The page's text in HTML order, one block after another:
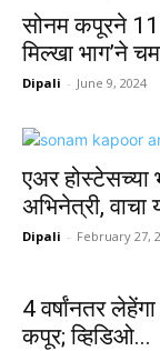
सोनम कपूरने 11
मिल्खा भाग’ने
Dipali - June 9, 2024
एअर होस्टेसच्या
अभिनेत्री, वाचा
Dipali - February 27,
4 वर्षांनतर
कपूर; व्हिडिओ...